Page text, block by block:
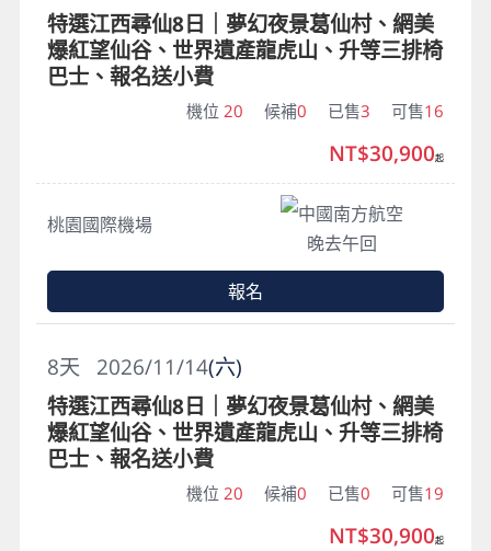
特選江西尋仙8日｜夢幻夜景葛仙村、網美
爆紅望仙谷、世界遺產龍虎山、升等三排椅
巴士、報名送小費
機位 20 候補0 已售3 可售16
桃園國際機場
中國南方航空
晚去午回
NT$30,900起
報名
2026/11/14(六)
8天
特選江西尋仙8日｜夢幻夜景葛仙村、網美
爆紅望仙谷、世界遺產龍虎山、升等三排椅
巴士、報名送小費
機位 20 候補0 已售0 可售19
NT$30,900起